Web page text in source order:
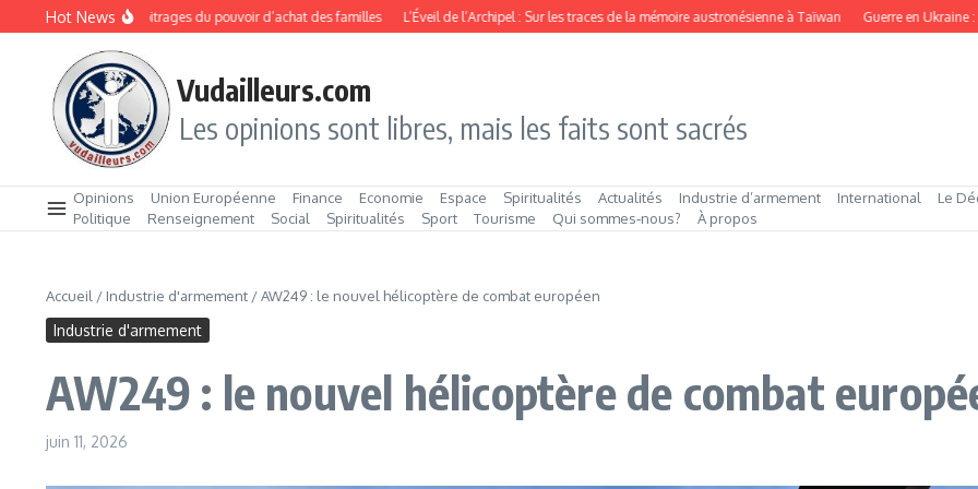
Aller au contenu
Hot News
2026 : les arbitrages du pouvoir d’achat des familles L’Éveil de l’Archipel : Sur les traces de la mémoire austronésienne à Taïwan Guerre en Ukraine : la mer
Vudailleurs.com
Les opinions sont libres, mais les faits sont sacrés
Opinions Union Européenne Finance Economie Espace Spiritualités Actualités Industrie d’armement International Le
Politique
Renseignement Social Spiritualités Sport Tourisme Qui sommes‑nous? À propos
Accueil / Industrie d'armement /AW249 : le nouvel hélicoptère de combat européen
Industrie d'armement
AW249 : le nouvel hélicoptère de combat
juin 11, 2026